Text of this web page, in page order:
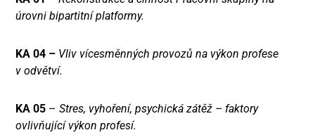
úrovni bipartitní platformy.
KA 04 – Vliv vícesměnných provozů na výkon profese
v odvětví.
KA 05 –Stres, vyhoření, psychická zátěž – faktory
ovlivňující výkon profesí.